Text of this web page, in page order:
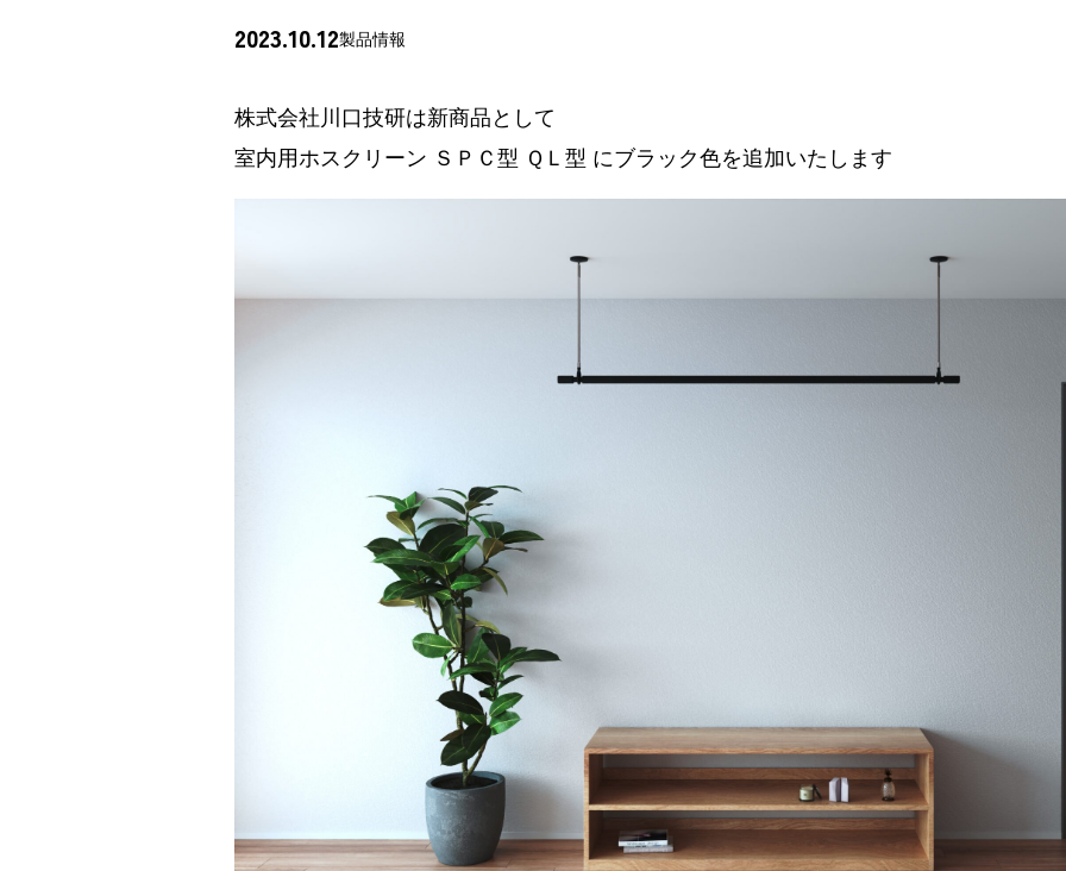
2023.10.12製品情報
株式会社川口技研は新商品として
室内用ホスクリーン ＳＰＣ型 ＱＬ型 にブラック色を追加いたします